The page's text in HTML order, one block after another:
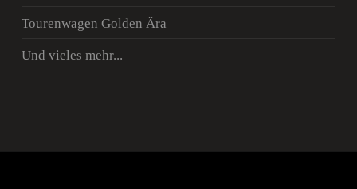
Tourenwagen Golden Ära
Und vieles mehr...